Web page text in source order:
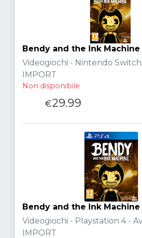
Bendy and the Ink Machine
Videogiochi - Nintendo
IMPORT
Non disponibile
€29.99
Bendy and the Ink Machine
Videogiochi - Playstation 4 -
IMPORT